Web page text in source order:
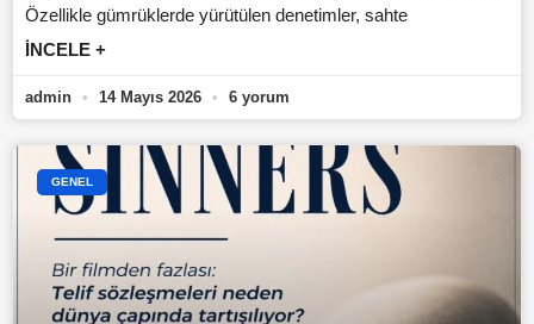
Özellikle gümrüklerde yürütülen denetimler, sahte
İNCELE +
admin 14 Mayıs 2026 6 yorum
GENEL